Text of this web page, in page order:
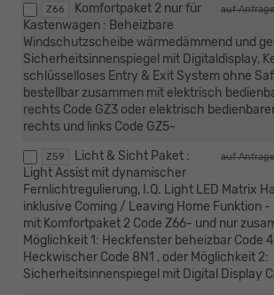
Z66 auf Anfrage
Komfortpaket 2 nur für
Kastenwagen : Beheizbare
Windschutzscheibe wärmedämmend und
Sicherheitsinnenspiegel mit Digitaldisplay,
schlüsselloses Entry & Exit System ohne
bestellbar zusammen mit elektrisch
rechts Code GZ3 oder elektrisch
rechts und links Code GZ5-
Z59 auf Anfrage
Licht & Sicht Paket :
Light Assist mit dynamischer
Fernlichtregulierung, I.Q. Light LED Matrix
inklusive Coming / Leaving Home Funktion
mit Komfortpaket 2 Code Z66- und nur
Möglichkeit 1: Heckfenster beheizbar Code
Heckwischer Code 8N1 , oder Möglichkeit 2:
Sicherheitsinnenspiegel mit Digital Display